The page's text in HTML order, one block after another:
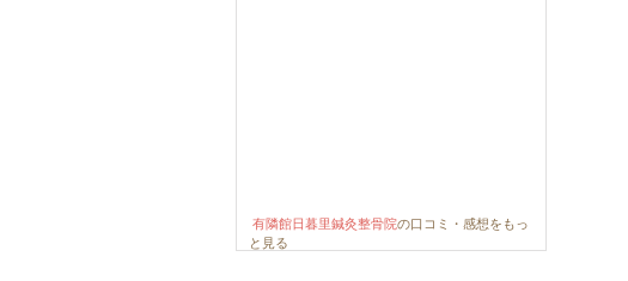
有隣館日暮里鍼灸整骨院の口コミ・感想をもっ
と見る